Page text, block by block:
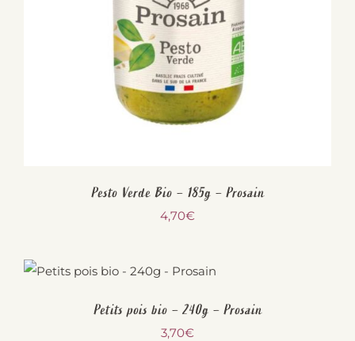
Pesto Verde Bio – 185g – Prosain
4,70€
Petits pois bio – 240g – Prosain
3,70€